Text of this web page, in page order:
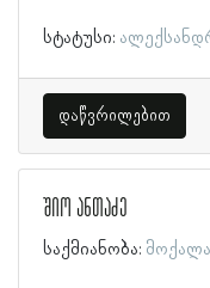
სტატუსი:
დაწვრილებით
შიო ანთაძე
საქმიანობა: